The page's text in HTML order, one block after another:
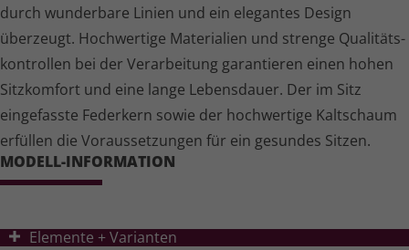
durch wunderbare Linien und ein elegantes Design
überzeugt. Hochwertige Materialien und strenge Quali­täts­
kon­trollen bei der Verarbeitung garantieren einen hohen
Sitzkomfort und eine lange Lebensdauer. Der im Sitz
eingefasste Federkern sowie der hochwertige Kaltschaum
erfüllen die Voraus­set­zungen für ein gesundes Sitzen.
MODELL-INFORMATION
Elemente + Varianten